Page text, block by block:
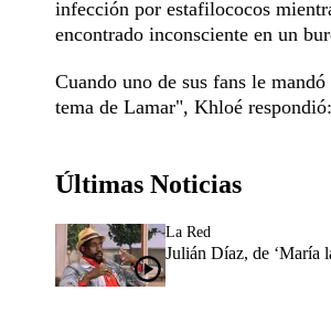
infección por estafilococos
encontrado inconsciente en un
Cuando uno de sus fans le
tema de Lamar", Khloé
Últimas Noticias
La Red
Julián Díaz, de ‘María